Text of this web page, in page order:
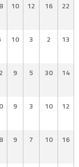
10 12 16 22
10 3 2 13
9 5 30 14
9 3 10 12
9 7 10 16